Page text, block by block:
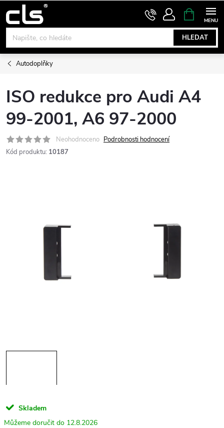
na
obsah
HLEDAT
NÁKUPNÍ
KOŠÍK
Autodoplňky
ISO redukce pro Audi A4
99-2001, A6 97-2000
Neohodnoceno Podrobnosti hodnocení
Kód produktu: 10187
Skladem
12.8.2026